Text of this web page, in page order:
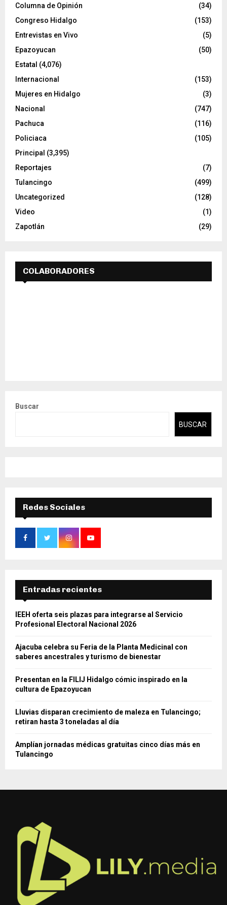
Columna de Opinión
(34)
Congreso Hidalgo
(153)
Entrevistas en Vivo
(5)
Epazoyucan
(50)
Estatal (4,076)
Internacional
(153)
Mujeres en Hidalgo
(3)
Nacional
(747)
Pachuca
(116)
Policiaca
(105)
Principal (3,395)
Reportajes
(7)
Tulancingo
(499)
Uncategorized
(128)
Video
(1)
Zapotlán
(29)
COLABORADORES
Buscar
BUSCAR
Redes Sociales
Entradas recientes
IEEH oferta seis plazas para integrarse al Servicio
Profesional Electoral Nacional 2026
Ajacuba celebra su Feria de la Planta Medicinal con
saberes ancestrales y turismo de bienestar
Presentan en la FILIJ Hidalgo cómic inspirado en la
cultura de Epazoyucan
Lluvias disparan crecimiento de maleza en Tulancingo;
retiran hasta 3 toneladas al día
Amplían jornadas médicas gratuitas cinco días más en
Tulancingo